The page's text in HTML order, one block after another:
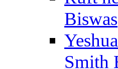
Biswas
Smith